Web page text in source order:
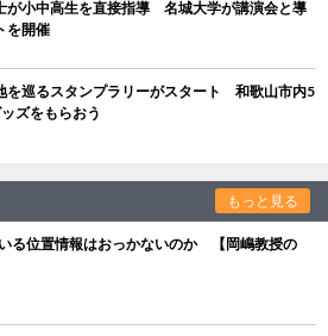
が小中高生を直接指導 名城大学が講演会と導
を開催
を巡るスタンプラリーがスタート 和歌山市内5
ズをもらおう
もっと見る
る位置情報はおっかないのか 【岡嶋教授の